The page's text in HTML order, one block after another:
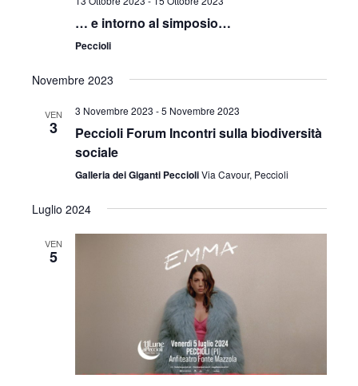
… e intorno al simposio…
Peccioli
Novembre 2023
VEN
3
3 Novembre 2023 -5 Novembre 2023
Peccioli Forum Incontri sulla biodiversità
sociale
Galleria dei Giganti PeccioliVia Cavour, Peccioli
Luglio 2024
VEN
5